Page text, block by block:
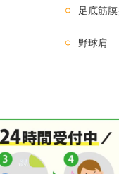
足底筋
野球肩